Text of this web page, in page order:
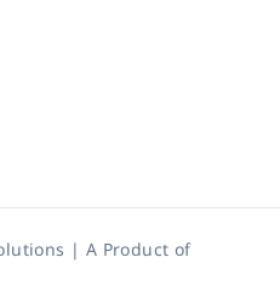
| A Product of